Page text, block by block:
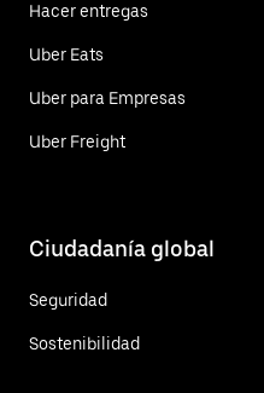
Hacer entregas
Uber Eats
Uber para Empresas
Uber Freight
Ciudadanía global
Seguridad
Sostenibilidad